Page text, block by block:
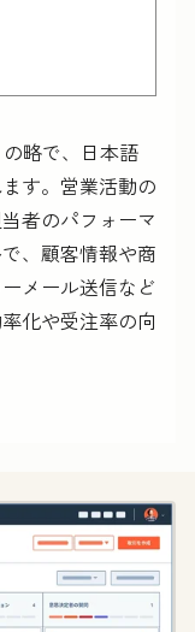
略で、日本語
す。営業活動の
者のパフォーマ
、顧客情報や商
メール送信など
化や受注率の向